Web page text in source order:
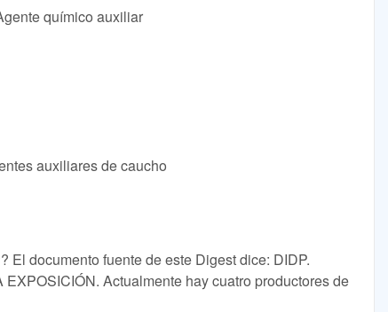
químico auxiliar
auxiliares de caucho
El documento fuente de este Digest dice: DIDP.
Actualmente hay cuatro productores de